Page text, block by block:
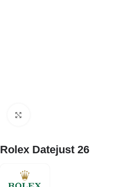
Rolex Datejust 26